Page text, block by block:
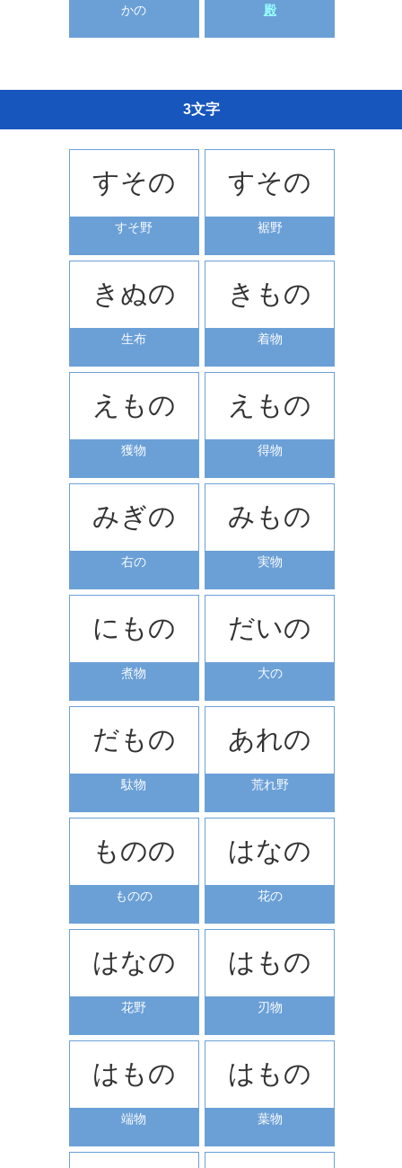
かの 殿
3文字
すその
すそ野
すその
裾野
きぬの
生布
きもの
着物
えもの
獲物
えもの
得物
みぎの
右の
みもの
実物
にもの
煮物
だいの
大の
だもの
駄物
あれの
荒れ野
ものの
ものの
はなの
花の
はなの
花野
はもの
刃物
はもの
端物
はもの
葉物